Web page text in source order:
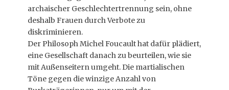
archaischer Geschlechtertrennung sein, ohne
deshalb Frauen durch Verbote zu
diskriminieren.
Der Philosoph Michel Foucault hat dafür plädiert,
eine Gesellschaft danach zu beurteilen, wie sie
mit Außenseitern umgeht. Die martialischen
Töne gegen die winzige Anzahl von